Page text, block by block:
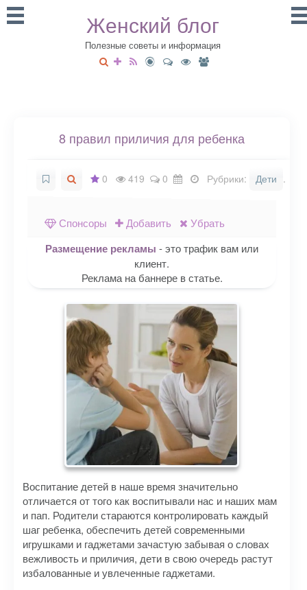
Женский блог
Полезные советы и информация
8 правил приличия для ребенка
0 419 0 Рубрики: Дети .
Спонсоры Добавить Убрать
Размещение рекламы - это трафик вам или
клиент.
Реклама на баннере в статье.
Воспитание детей в наше время значительно
отличается от того как воспитывали нас и наших мам
и пап. Родители стараются контролировать каждый
шаг ребенка, обеспечить детей современными
игрушками и гаджетами зачастую забывая о словах
вежливость и приличия, дети в свою очередь растут
избалованные и увлеченные гаджетами.